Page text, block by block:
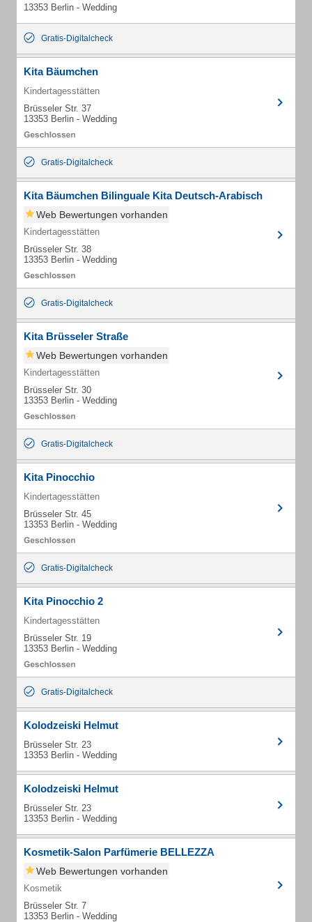
13353 Berlin - Wedding
Gratis-Digitalcheck
Kita Bäumchen
Kindertagesstätten
Brüsseler Str. 37
13353 Berlin - Wedding
Gratis-Digitalcheck
Kita Bäumchen Bilinguale Kita Deutsch-Arabisch
Web Bewertungen vorhanden
Kindertagesstätten
Brüsseler Str. 38
13353 Berlin - Wedding
Gratis-Digitalcheck
Kita Brüsseler Straße
Web Bewertungen vorhanden
Kindertagesstätten
Brüsseler Str. 30
13353 Berlin - Wedding
Gratis-Digitalcheck
Kita Pinocchio
Kindertagesstätten
Brüsseler Str. 45
13353 Berlin - Wedding
Gratis-Digitalcheck
Kita Pinocchio 2
Kindertagesstätten
Brüsseler Str. 19
13353 Berlin - Wedding
Gratis-Digitalcheck
Kolodzeiski Helmut
Brüsseler Str. 23
13353 Berlin - Wedding
Kolodzeiski Helmut
Brüsseler Str. 23
13353 Berlin - Wedding
Kosmetik-Salon Parfümerie BELLEZZA
Web Bewertungen vorhanden
Kosmetik
Brüsseler Str. 7
13353 Berlin - Wedding